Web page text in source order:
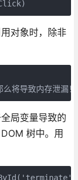
对象时，除非
局变量导致的
树中。用